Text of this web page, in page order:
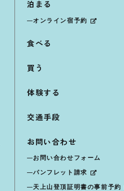
泊まる
オンライン宿予約
食べる
買う
体験する
交通手段
お問い合わせ
お問い合わせフォーム
パンフレット請求
天上山登頂証明書の事前予約